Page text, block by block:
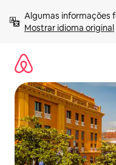
para
Mostrar idioma original